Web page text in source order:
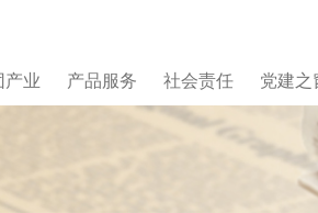
产业 产品服务 社会责任 党建之